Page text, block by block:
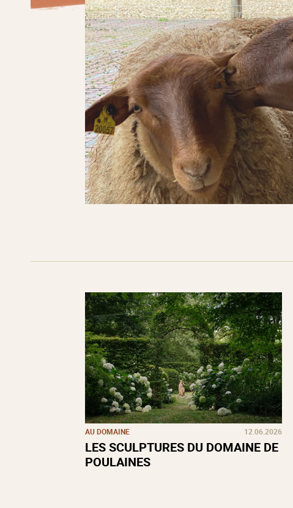
AU DOMAINE 12.06.2026
LES SCULPTURES DU DOMAINE DE
POULAINES